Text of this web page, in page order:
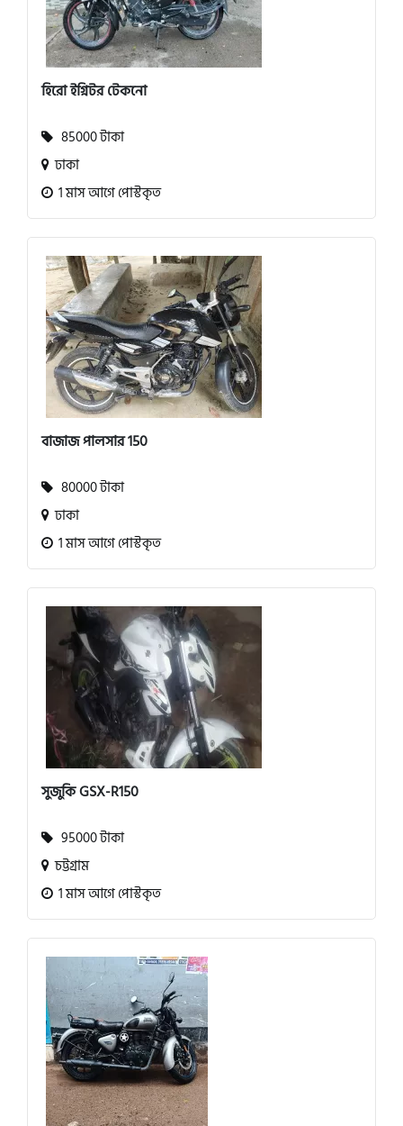
হিরো ইগ্নিটর টেকনো
85000 টাকা
ঢাকা
1 মাস আগে পোস্টকৃত
বাজাজ পালসার 150
80000 টাকা
ঢাকা
1 মাস আগে পোস্টকৃত
সুজুকি GSX-R150
95000 টাকা
চট্টগ্রাম
1 মাস আগে পোস্টকৃত